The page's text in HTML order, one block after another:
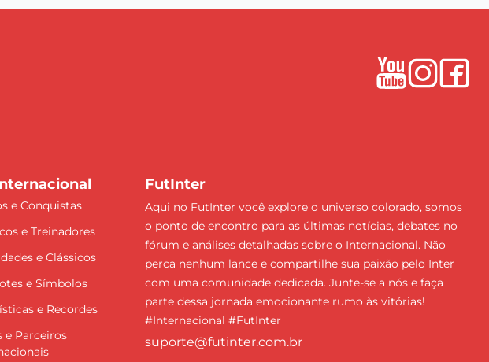
e Conquistas
e Treinadores
e Clássicos
e Símbolos
e Recordes
e Parceiros
FutInter
Aqui no FutInter você explore o universo colorado, somos
o ponto de encontro para as últimas notícias, debates no
fórum e análises detalhadas sobre o Internacional. Não
perca nenhum lance e compartilhe sua paixão pelo Inter
com uma comunidade dedicada. Junte-se a nós e faça
parte dessa jornada emocionante rumo às vitórias!
#Internacional #FutInter
suporte@futinter.com.br